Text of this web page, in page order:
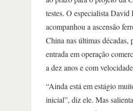
testes. O especialista David
acompanhou a ascensão
China nas últimas décadas,
entrada em operação
a dez anos e com
“Ainda está em estágio
inicial”, diz ele. Mas